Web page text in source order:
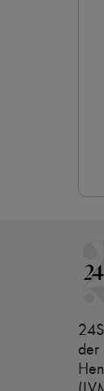
der